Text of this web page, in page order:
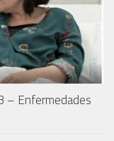
– Enfermedades